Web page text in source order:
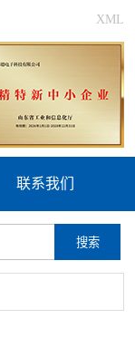
XML
联系我们
搜索